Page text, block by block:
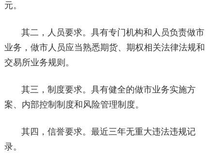
元。
其二，人员要求。具有专门机构和人员负责做市
业务，做市人员应当熟悉期货、期权相关法律法规和
交易所业务规则。
其三，制度要求。具有健全的做市业务实施方
案、内部控制制度和风险管理制度。
其四，信誉要求。最近三年无重大违法违规记
录。